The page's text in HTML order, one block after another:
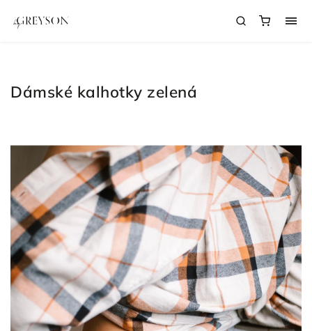
Dámské kalhotky zelená